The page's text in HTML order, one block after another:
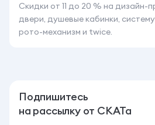
Скидки от 11 до 20 % на дизайн-
двери, душевые кабинки, систему
рото-механизм и twice.
Подпишитесь
на рассылку от СКАТа